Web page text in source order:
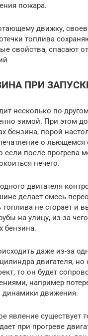
пожара.
движку,
топлива
свойства, спасают
ПРИ
несколько по-
зимой. При этом
бензина, порой
о льющемся
если после прогрева
нечего.
двигателя
делает смесь
топлива не сгорает и
на улицу, из-за
бензина.
даже из-за
двигателя, но
то он будет
например
динамики движения.
явление существует
при прогреве